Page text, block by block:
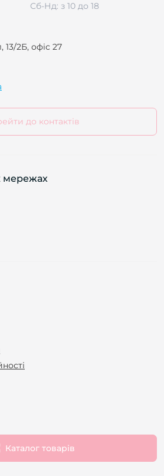
Сб-Нд: з 10 до 18
13/2Б, офіс 27
до контактів
Каталог товарів
мережах